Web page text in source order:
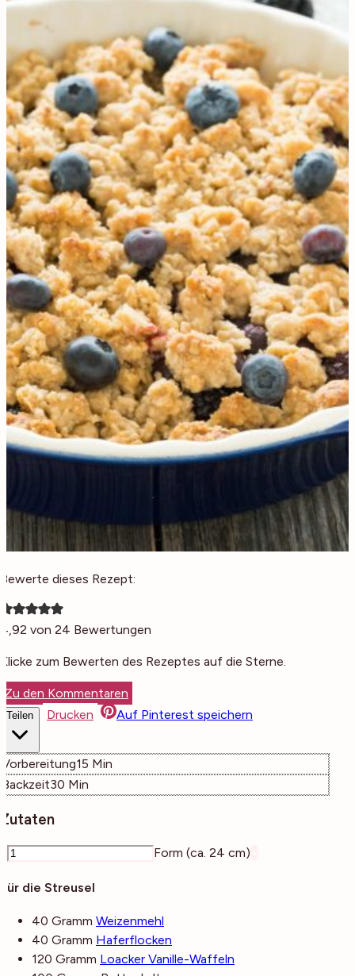
Bewerte dieses Rezept:
4,92 von 24 Bewertungen
Klicke zum Bewerten des Rezeptes auf die Sterne.
Zu den Kommentaren
Teilen Drucken Auf Pinterest speichern
Vorbereitung15 Minuten
Min
Backzeit30 Minuten
Min
Zutaten
Form (ca. 24 cm)
Für die Streusel
40 Gramm Weizenmehl
40 Gramm Haferflocken
120 Gramm Loacker Vanille-Waffeln